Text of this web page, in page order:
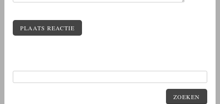
PLAATS REACTIE
ZOEKEN